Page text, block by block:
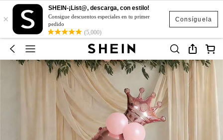
Consíguela
×
SHEIN-¡List@, descarga, con estilo!
Consigue descuentos especiales en tu primer
pedido
(5,000)